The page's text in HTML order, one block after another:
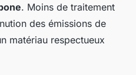
. Moins de traitement
des émissions de
matériau respectueux